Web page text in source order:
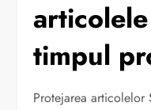
timpul
Protejarea